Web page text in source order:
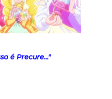
é Precure..."